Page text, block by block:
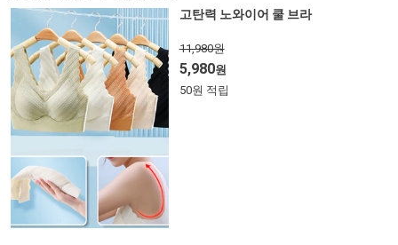
고탄력 노와이어 쿨 브라
11,980원
5,980원
50원 적립